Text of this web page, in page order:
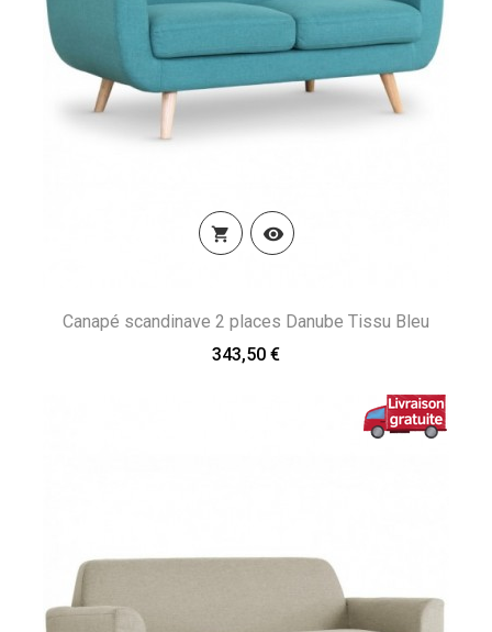
 
Canapé scandinave 2 places Danube Tissu Bleu
343,50 €